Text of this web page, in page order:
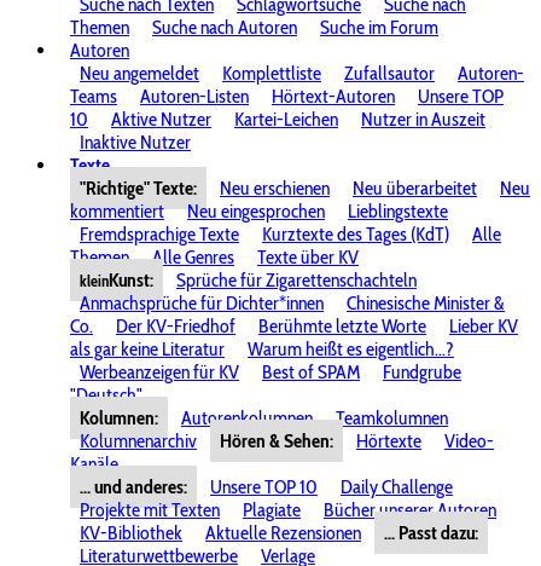
Themen
Suche nach Autoren
Suche im Forum
Autoren
Neu angemeldet
Komplettliste Zufallsautor
Autoren-
Teams
Autoren-Listen Hörtext-Autoren
Unsere TOP
10
Aktive Nutzer Kartei-Leichen
Nutzer in Auszeit
Inaktive Nutzer
Texte
"Richtige" Texte:
Neu erschienen Neu überarbeitet
Neu
kommentiert
Neu eingesprochen
Lieblingstexte
Fremdsprachige Texte
Kurztexte des Tages (KdT)
Alle
Themen
Alle Genres Texte über KV
kleinKunst:
Sprüche für Zigarettenschachteln
Anmachsprüche für Dichter*innen
Chinesische Minister &
Co.
Der KV-Friedhof Berühmte letzte Worte
Lieber KV
als gar keine Literatur
Warum heißt es eigentlich...?
Werbeanzeigen für KV
Best of SPAM
Fundgrube
"Deutsch"
Kolumnen:
Autorenkolumnen
Teamkolumnen
Kolumnenarchiv
Hören & Sehen: Hörtexte
Video-
Kanäle
... und anderes:
Unsere TOP 10
Daily Challenge
Projekte mit Texten
Plagiate
Bücher unserer Autoren
KV-Bibliothek
Aktuelle Rezensionen
... Passt dazu:
Literaturwettbewerbe
Verlage